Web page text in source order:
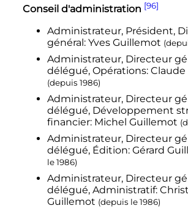
Conseil d'administration [96]
Administrateur, Président,
général: Yves Guillemot
Administrateur, Directeur
délégué, Opérations:
(depuis 1986)
Administrateur, Directeur
délégué, Développement
financier: Michel Guillemot
Administrateur, Directeur
délégué, Édition: Gérard
le1986)
Administrateur, Directeur
délégué, Administratif:
Guillemot (depuis le1986)